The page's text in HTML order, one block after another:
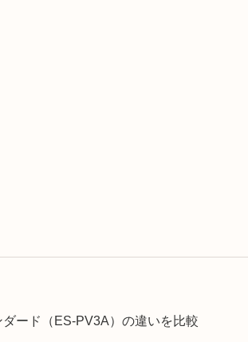
ード（ES-PV3A）の違いを比較